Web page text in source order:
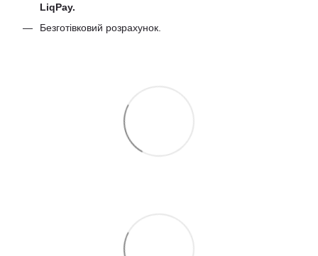
LiqPay.
Безготівковий розрахунок.